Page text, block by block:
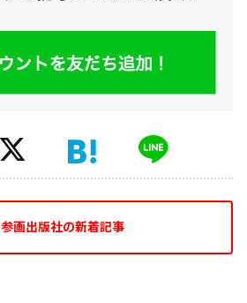
参画出版社の新着記事